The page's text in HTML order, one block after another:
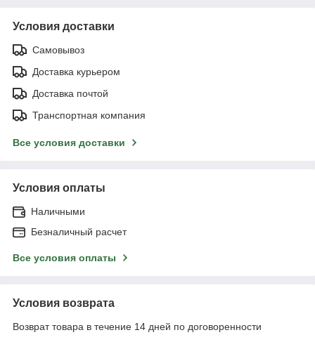
Условия доставки
Самовывоз
Доставка курьером
Доставка почтой
Транспортная компания
Все условия доставки
Условия оплаты
Наличными
Безналичный расчет
Все условия оплаты
Условия возврата
Возврат товара в течение 14 дней по договоренности